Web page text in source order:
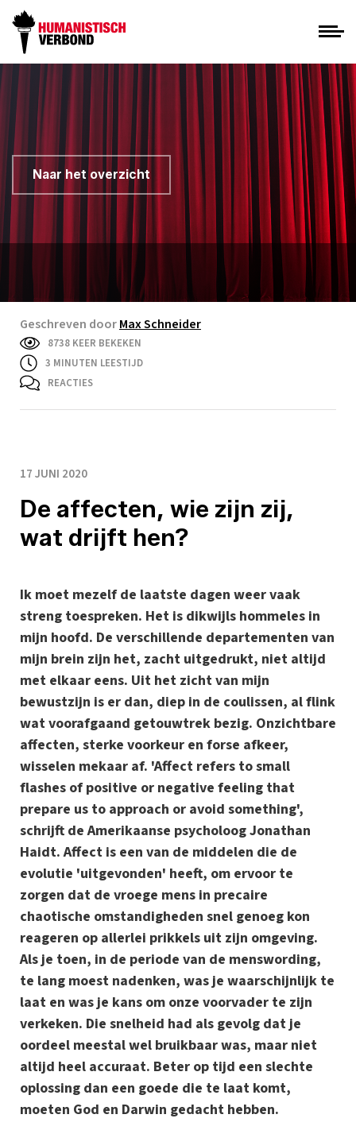
Naar het overzicht
Geschreven doorMax Schneider
8738 KEER BEKEKEN
3 MINUTEN LEESTIJD
REACTIES
17 JUNI 2020
De affecten, wie zijn zij,
wat drijft hen?
Ik moet mezelf de laatste dagen weer vaak
streng toespreken. Het is dikwijls hommeles in
mijn hoofd. De verschillende departementen van
mijn brein zijn het, zacht uitgedrukt, niet altijd
met elkaar eens. Uit het zicht van mijn
bewustzijn is er dan, diep in de coulissen, al flink
wat voorafgaand getouwtrek bezig. Onzichtbare
affecten, sterke voorkeur en forse afkeer,
wisselen mekaar af. 'Affect refers to small
flashes of positive or negative feeling that
prepare us to approach or avoid something',
schrijft de Amerikaanse psycholoog Jonathan
Haidt. Affect is een van de middelen die de
evolutie 'uitgevonden' heeft, om ervoor te
zorgen dat de vroege mens in precaire
chaotische omstandigheden snel genoeg kon
reageren op allerlei prikkels uit zijn omgeving.
Als je toen, in de periode van de menswording,
te lang moest nadenken, was je waarschijnlijk te
laat en was je kans om onze voorvader te zijn
verkeken. Die snelheid had als gevolg dat je
oordeel meestal wel bruikbaar was, maar niet
altijd heel accuraat. Beter op tijd een slechte
oplossing dan een goede die te laat komt,
moeten God en Darwin gedacht hebben.